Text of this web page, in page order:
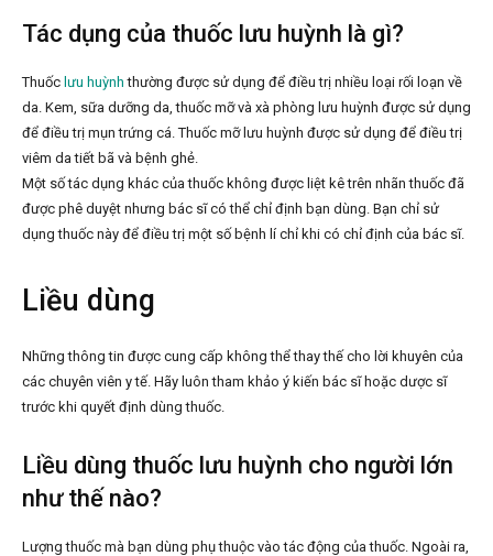
Tác dụng của thuốc lưu huỳnh là gì?
Thuốc lưu huỳnh thường được sử dụng để điều trị nhiều loại rối loạn về
da. Kem, sữa dưỡng da, thuốc mỡ và xà phòng lưu huỳnh được sử dụng
để điều trị mụn trứng cá. Thuốc mỡ lưu huỳnh được sử dụng để điều trị
viêm da tiết bã và bệnh ghẻ.
Một số tác dụng khác của thuốc không được liệt kê trên nhãn thuốc đã
được phê duyệt nhưng bác sĩ có thể chỉ định bạn dùng. Bạn chỉ sử
dụng thuốc này để điều trị một số bệnh lí chỉ khi có chỉ định của bác sĩ.
Liều dùng
Những thông tin được cung cấp không thể thay thế cho lời khuyên của
các chuyên viên y tế. Hãy luôn tham khảo ý kiến bác sĩ hoặc dược sĩ
trước khi quyết định dùng thuốc.
Liều dùng thuốc lưu huỳnh cho người lớn
như thế nào?
Lượng thuốc mà bạn dùng phụ thuộc vào tác động của thuốc. Ngoài ra,